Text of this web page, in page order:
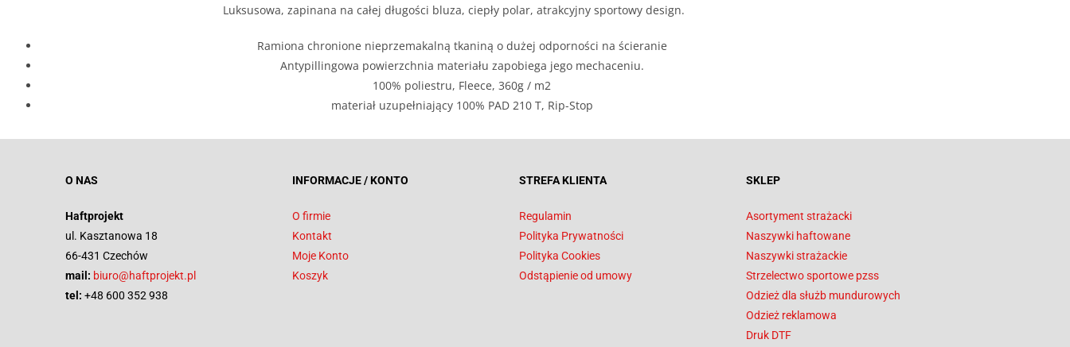
Luksusowa, zapinana na całej długości bluza, ciepły polar, atrakcyjny sportowy design.
Ramiona chronione nieprzemakalną tkaniną o dużej odporności na ścieranie
Antypillingowa powierzchnia materiału zapobiega jego mechaceniu.
100% poliestru, Fleece, 360g / m2
materiał uzupełniający 100% PAD 210 T, Rip-Stop
O NAS
Haftprojekt
ul. Kasztanowa 18
66-431 Czechów
mail: biuro@haftprojekt.pl
tel: +48 600 352 938
INFORMACJE / KONTO
O firmie
Kontakt
Moje Konto
Koszyk
STREFA KLIENTA
Regulamin
Polityka Prywatności
Polityka Cookies
Odstąpienie od umowy
SKLEP
Asortyment strażacki
Naszywki haftowane
Naszywki strażackie
Strzelectwo sportowe pzss
Odzież dla służb mundurowych
Odzież reklamowa
Druk DTF